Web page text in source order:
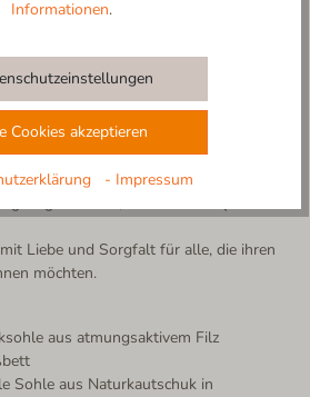
alpiner Bodenständigkeit und
und ein angenehmes Tragegefühl –
aus 100?% Naturkautschuk sorgt für
– flexibel, rutschfest und langlebig.
dem Pantoffel seine typische
ausgeglichenes Fußklima.
Liebe und Sorgfalt für alle, die ihren
möchten.
aus atmungsaktivem Filz
Sohle aus Naturkautschuk in
Informationen.
Cookies akzeptieren
- Impressum